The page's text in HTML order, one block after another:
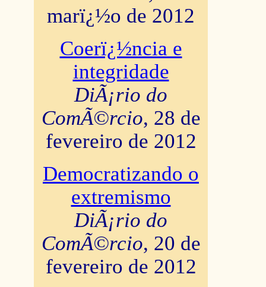
marï¿½o de 2012
Coerï¿½ncia e
integridade
DiÃ¡rio do
ComÃ©rcio, 28 de
fevereiro de 2012
Democratizando o
extremismo
DiÃ¡rio do
ComÃ©rcio, 20 de
fevereiro de 2012